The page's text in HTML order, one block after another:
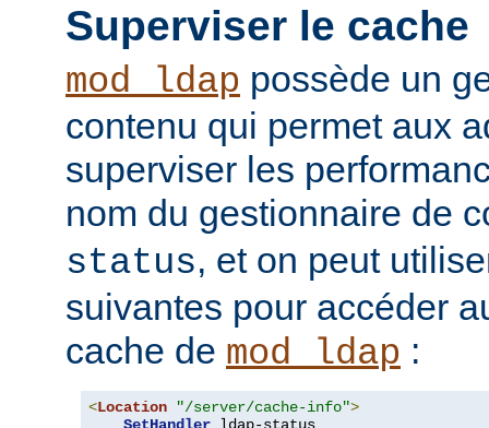
Superviser le cache
mod_ldap possède un
contenu qui permet aux
superviser les
nom du gestionnaire de
status, et on peut
suivantes pour accéder
cache de mod_ldap :
<Location "/server/cache-info">